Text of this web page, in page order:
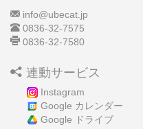
info@ubecat.jp
0836-32-7575
0836-32-7580
連動サービス
Instagram
Google カレンダー
Google ドライブ